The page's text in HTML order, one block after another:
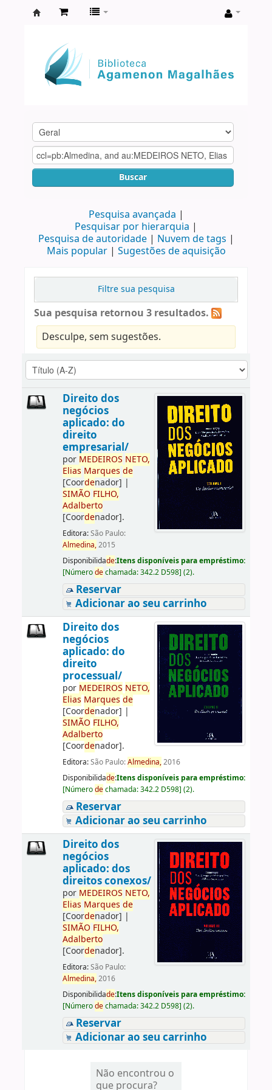
Agamenon
Magalhães
Buscar
Pesquisa avançada
Pesquisar por hierarquia
Pesquisa de autoridade
Nuvem de tags
Mais popular
Sugestões de aquisição
Filtre sua pesquisa
Sua pesquisa retornou 3 resultados.
Desculpe, sem sugestões.
Direito dos
negócios
aplicado: do
direito
empresarial/
por MEDEIROS NETO,
Elias Marques de
[Coordenador] |
SIMÃO FILHO,
Adalberto
[Coordenador].
Editora:São Paulo:
Almedina,2015
Disponibilidade:Itens disponíveis para empréstimo:
[Númerodechamada:342.2 D598] (2).
Reservar
Adicionar ao seu carrinho
Direito dos
negócios
aplicado: do
direito
processual/
por MEDEIROS NETO,
Elias Marques de
[Coordenador] |
SIMÃO FILHO,
Adalberto
[Coordenador].
Editora:São Paulo:Almedina,2016
Disponibilidade:Itens disponíveis para empréstimo:
[Númerodechamada:342.2 D598] (2).
Reservar
Adicionar ao seu carrinho
Direito dos
negócios
aplicado: dos
direitos conexos/
por MEDEIROS NETO,
Elias Marques de
[Coordenador] |
SIMÃO FILHO,
Adalberto
[Coordenador].
Editora:São Paulo:
Almedina,2016
Disponibilidade:Itens disponíveis para empréstimo:
[Númerodechamada:342.2 D598] (2).
Reservar
Adicionar ao seu carrinho
Não encontrou o
que procura?